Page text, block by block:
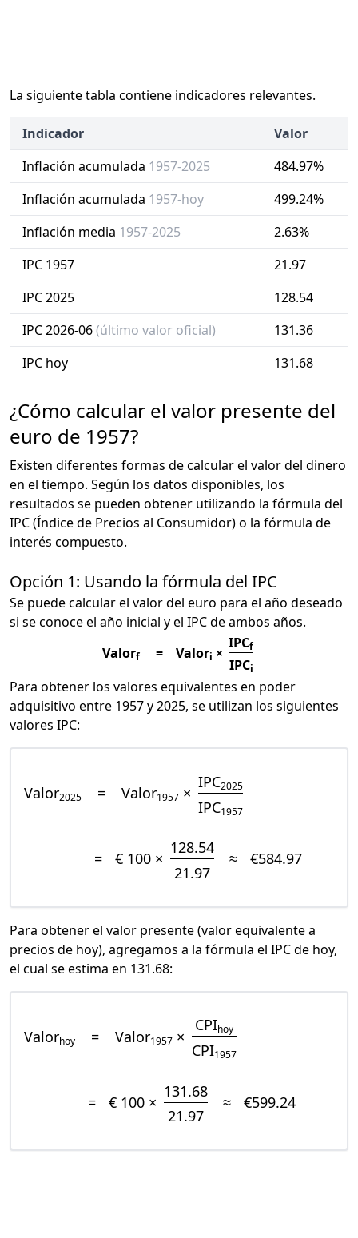
La siguiente tabla contiene indicadores relevantes.
Indicador
Valor
Inflación acumulada 1957-2025
484.97%
Inflación acumulada 1957-hoy
499.24%
Inflación media 1957-2025
2.63%
IPC 1957
21.97
IPC 2025
128.54
IPC 2026-06(último valor oficial)
131.36
IPC hoy
131.68
¿Cómo calcular el valor presente del
euro de 1957?
Existen diferentes formas de calcular el valor del dinero
en el tiempo. Según los datos disponibles, los
resultados se pueden obtener utilizando la fórmula del
IPC (Índice de Precios al Consumidor) o la fórmula de
interés compuesto.
Opción 1: Usando la fórmula del IPC
Se puede calcular el valor del euro para el año deseado
si se conoce el año inicial y el IPC de ambos años.
Valorf = Valori ×
IPCf
IPCi
Para obtener los valores equivalentes en poder
adquisitivo entre 1957 y 2025, se utilizan los siguientes
valores IPC:
Valor2025 = Valor1957 ×
IPC2025
IPC1957
= € 100 ×
128.54
21.97
≈ €584.97
Para obtener el valor presente (valor equivalente a
precios de hoy), agregamos a la fórmula el IPC de hoy,
el cual se estima en 131.68:
Valorhoy = Valor1957 ×
CPIhoy
CPI1957
= € 100 ×
131.68
21.97
≈ €599.24